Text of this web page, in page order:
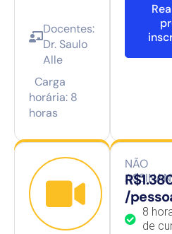
Docentes:
Dr. Saulo
Alle
Carga
horária: 8
horas
NÃO
/
8
de